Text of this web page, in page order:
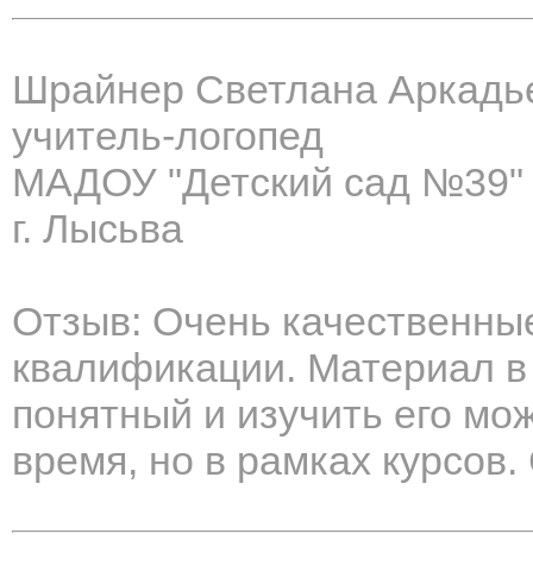
Шрайнер Светлана
учитель-логопед
МАДОУ "Детский сад №39"
г. Лысьва
Отзыв: Очень
квалификации. Материал
понятный и изучить его
время, но в рамках